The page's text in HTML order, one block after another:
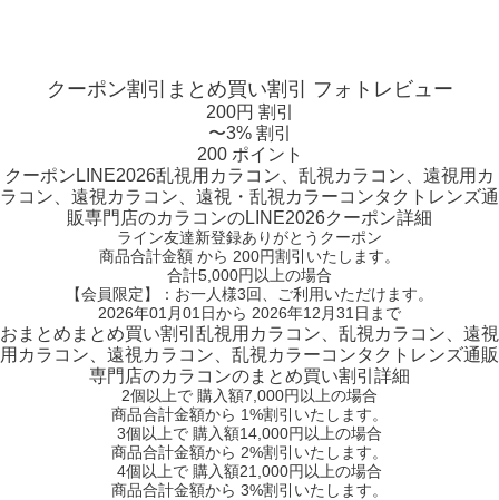
クーポン割引 まとめ買い割引 フォトレビュー
200円 割引
〜3% 割引
200 ポイント
クーポン LINE2026乱視用カラコン、乱視カラコン、遠視用カ
ラコン、遠視カラコン、遠視・乱視カラーコンタクトレンズ通
販専門店のカラコンのLINE2026クーポン詳細
ライン友達新登録ありがとうクーポン
商品合計金額 から 200円割引 いたします。
合計5,000円以上の場合
【会員限定】：お一人様3回
、ご利用いただけます。
2026年01月01日から 2026年12月31日まで
おまとめ まとめ買い割引 乱視用カラコン、乱視カラコン、遠視
用カラコン、遠視カラコン、乱視カラーコンタクトレンズ通販
専門店のカラコンのまとめ買い割引詳細
2個以上で 購入額7,000円以上の場合
商品合計金額から 1%割引いたします。
3個以上で 購入額14,000円以上の場合
商品合計金額から 2%割引いたします。
4個以上で 購入額21,000円以上の場合
商品合計金額から 3%割引いたします。